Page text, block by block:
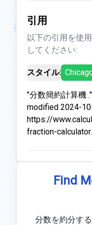
引用
以下の引用を使
してください:
スタイル:
"分数簡約計算機
modified 2024-
https://
fraction-
Find
分数を約分す